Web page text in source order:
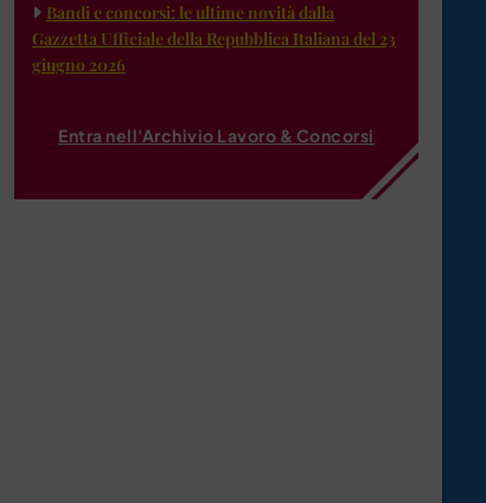
Bandi e concorsi: le ultime novità dalla
Gazzetta Ufficiale della Repubblica Italiana del 23
giugno 2026
Entra nell'Archivio Lavoro & Concorsi